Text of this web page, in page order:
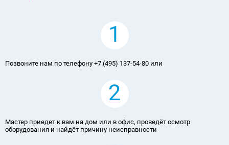
1
Позвоните нам по телефону +7 (495) 137-54-80 или
2
Мастер приедет к вам на дом или в офис, проведёт осмотр
оборудования и найдёт причину неисправности